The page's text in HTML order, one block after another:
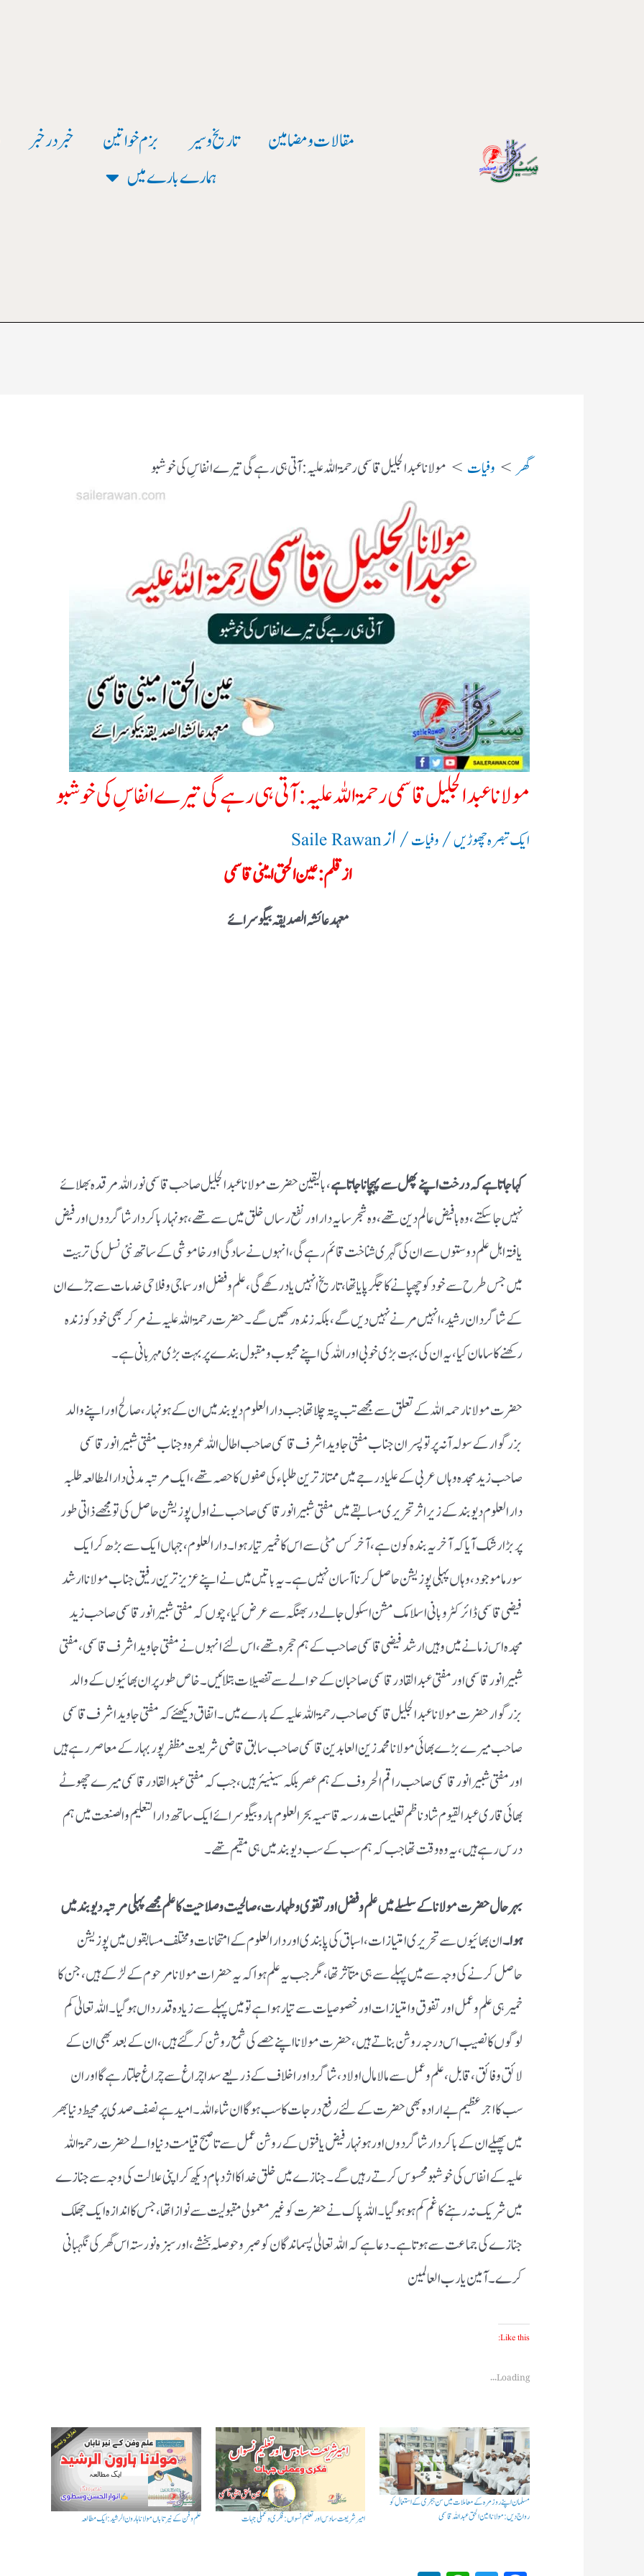
مقالات و مضامین تاریخ وسیر بزم خواتین خبر در خبر
ہمارے بارے میں
گھر وفیات مولانا عبد الجلیل قاسمی رحمۃ اللہ علیہ:آتی ہی رہے گی تیرے انفاسِ کی خوشبو
مولانا عبد الجلیل قاسمی رحمۃ اللہ علیہ:آتی ہی رہے گی تیرے انفاسِ کی خوشبو
ایک تبصرہ چھوڑیں/وفیات/ ازSaile Rawan
از قلم:عین الحق امینی قاسمی
معہد عائشہ الصدیقہ بیگوسرائے
کہا جاتا ہے کہ درخت اپنے پھل سے پہچانا جاتا ہے،بالیقین حضرت مولانا عبد الجلیل صاحب قاسمی نور اللہ مرقدہ بھلائے
نہیں جاسکتے ،وہ بافیض عالم دین تھے ،وہ شجر سایہ دار اور نفع رساں خلق میں سے تھے،ہونہار باکردار شاگردوں اور فیض
یافتہ اہل علم دوستوں سے ان کی گہری شناخت قائم رہے گی ،انہوں نے سادگی اور خاموشی کے ساتھ نئی نسل کی تربیت
میں جس طرح سے خود کو چھپانے کا جگر پایا تھا ،تاریخ انہیں یاد رکھے گی ،علم وفضل اور سماجی و فلاحی خدمات سے جڑے ان
کے شاگردان رشید ،انہیں مرنے نہیں دیں گے ،بلکہ زندہ رکھیں گے۔حضرت رحمۃ اللہ علیہ نے مرکر بھی خود کو زندہ
رکھنے کا سامان کیا ،یہ ان کی بہت بڑی خوبی اور اللہ کی اپنے محبوب ومقبول بندے پر بہت بڑی مہربانی ہے ۔
حضرت مولانا رحمہ اللہ کے تعلق سے مجھے تب پتہ چلا تھا جب دارالعلوم دیوبند میں ان کے ہونہار ،صالح اور اپنے والد
بزرگوار کے سولہ آنہ پرتو پسران جناب مفتی جاوید اشرف قاسمی صاحب اطال اللہ عمرہ وجناب مفتی شبیر انور قاسمی
صاحب زید مجدہ وہاں عربی کے علیا درجے میں ممتاز ترین طلباء کی صفوں کا حصہ تھے ،ایک مرتبہ مدنی دارالمطالعہ طلبہ
دارالعلوم دیوبند کے زیر اثر تحریری مسابقے میں مفتی شبیر انور قاسمی صاحب نے اول پوزیشن حاصل کی تو مجھے ذاتی طور
پر بڑا رشک آیا کہ آخر یہ بندہ کون ہے ،آخر کس مٹی سے اس کا خمیر تیار ہوا ۔دارالعلوم ،جہاں ایک سے بڑھ کر ایک
سورما موجود ،وہاں پہلی پوزیشن حاصل کر ناآسان نہیں ہے ۔یہ باتیں میں نے اپنے عزیز ترین رفیق جناب مولانا ارشد
فیضی قاسمی ڈائرکٹر وبانی اسلامک مشن اسکول جالے دربھنگہ سے عرض کیا ،چوں کہ مفتی شبیر انور قاسمی صاحب زید
مجدہ اس زمانے میں وہیں ارشد فیضی قاسمی صاحب کے ہم حجرہ تھے،اس لئے انہوں نے مفتی جاوید اشرف قاسمی ،مفتی
شبیر انور قاسمی اور مفتی عبد القادر قاسمی صاحبان کے حوالے سےتفصیلات بتلائیں ۔خاص طور پر ان بھائیوں کے والد
بزرگوار حضرت مولانا عبد الجلیل قاسمی صاحب رحمۃ اللہ علیہ کے بارے میں ۔اتفاق دیکھئے کہ مفتی جاوید اشرف قاسمی
صاحب میرے بڑے بھائی مولانا محمد زین العابدین قاسمی صاحب سابق قاضی شریعت مظفر پور بہارکے معاصر رہے ہیں
اور مفتی شبیر انور قاسمی صاحب راقم الحروف کے ہم عصر بلکہ سینیئر ہیں ،جب کہ مفتی عبد القادر قاسمی میرے چھوٹے
بھائی قاری عبد القیوم شاد ناظم تعلیمات مدرسہ قاسمیہ بحر العلوم بارو بیگوسرائے ایک ساتھ دارالتعلیم والصنعت میں ہم
درس رہے ہیں ،یہ وہ وقت تھا جب کہ ہم سب کے سب دیوبند میں ہی مقیم تھے ۔
بہر حال حضرت مولانا کے سلسلے میں علم وفضل اور تقوی وطہارت ،صالحیت وصلاحیت کا علم مجھے پہلی مرتبہ دیوبند میں
ہوا ۔ان بھائیوں سے تحریری امتیازات، اسباق کی پابندی اور دارالعلوم کے امتحانات ومختلف مسابقوں میں پوزیشن
حاصل کرنے کی وجہ سے میں پہلے سے ہی متآثر تھا ،مگر جب یہ علم ہوا کہ یہ حضرات مولانا مرحوم کے لڑکے ہیں ،جن کا
خمیر ہی علم وعمل اور تفوق و امتیازات اور خصوصیات سے تیار ہوا ہے تو میں پہلے سے زیادہ قدرداں ہوگیا ۔اللہ تعالیٰ کم
لوگوں کا نصیب اس درجہ روشن بناتے ہیں ، حضرت مولانا اپنے حصے کی شمع روشن کرگئے ہیں ،ان کے بعد بھی ان کے
لائق و فائق ،قابل ، علم وعمل سے مالا مال اولاد ،شاگرد اوراخلاف کے ذریعے سدا چراغ سے چراغ جلتا رہے گا اور ان
سب کا اجر عظیم بے ارادہ بھی حضرت کے لئے رفع درجات کا سب ہوگا ان شاء اللہ ۔امید ہےنصف صدی پر محیط دنیا بھر
میں پھیلے ان کے باکردار شاگردوں اور ہونہارفیض یافتوں کے روشن عمل سے تاصبح قیامت دنیا والے حضرت رحمۃ اللہ
علیہ کے انفاس کی خوشبو محسوس کرتے رہیں گے۔ جنازے میں خلق خدا کا اژدہام دیکھ کر اپنی علالت کی وجہ سے جنازے
میں شریک نہ رہنے کا غم کم ہو ہوگیا ۔ اللہ پاک نے حضرت کو غیر معمولی مقبولیت سے نوازا تھا ،جس کا اندازہ ایک جھلک
جنازے کی جماعت سے ہوتا ہے ۔ دعا ہے کہ اللہ تعالیٰ پسماندگان کو صبر وحوصلہ بخشے ،اور سبزہ نورستہ اس گھر کی نگہبانی
کرے ۔آمین یارب العالمین
Like this:
Loading...
مسلمان اپنے روز مرہ کے معاملات میں سن ہجری کے استعمال کو
رواج دیں: مولانا امین الحق عبداللہ قاسمی
امیرشریعت سادس اور تعلیم نسواں:فکری وعملی جہات علم وفن کے نیر تاباں مولانا ہارون الرشید: ایک مطالعہ